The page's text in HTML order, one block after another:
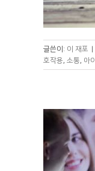
글쓴이: 이 재포 |
호작용, 소통, 아이